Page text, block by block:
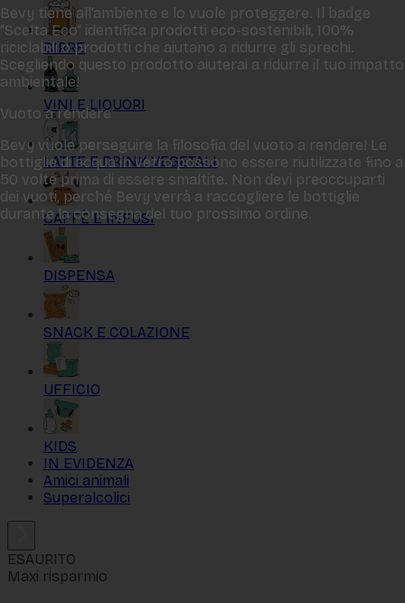
BIRRE
VINI E LIQUORI
LATTE E DRINK VEGETALI
CAFFÈ E INFUSI
DISPENSA
SNACK E COLAZIONE
UFFICIO
KIDS
IN EVIDENZA
Amici animali
Superalcolici
Bevy tiene all‘ambiente e lo vuole proteggere. Il badge
“Scelta Eco“ identifica prodotti eco-sostenibili, 100%
riciclabili o prodotti che aiutano a ridurre gli sprechi.
Scegliendo questo prodotto aiuterai a ridurre il tuo impatto
ambientale!
Vuoto a rendere
Bevy vuole perseguire la filosofia del vuoto a rendere! Le
bottiglie di acqua in vetro possono essere riutilizzate fino a
50 volte prima di essere smaltite. Non devi preoccuparti
dei vuoti, perché Bevy verrà a raccogliere le bottiglie
durante la consegna del tuo prossimo ordine.
ESAURITO
Maxi risparmio